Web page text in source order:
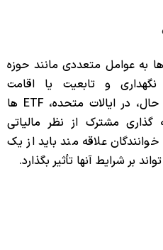
به عوامل متعددی مانند حوزه
و تابعیت یا اقامت
سرمایه‌گذار بستگی دارد. با این حال، در ایالات متحده، ETF ها
مشترک از نظر مالیاتی
علاقه مند باید از یک
بر شرایط آنها تأثیر بگذارد.